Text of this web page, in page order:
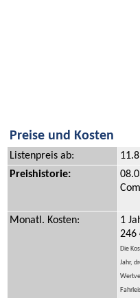
Preise und Kosten
Listenpreis ab:
Preishistorie:
Monatl. Kosten:
1
246
Die
Jahr,